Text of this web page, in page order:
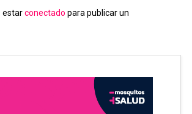
estarconectado para publicar un